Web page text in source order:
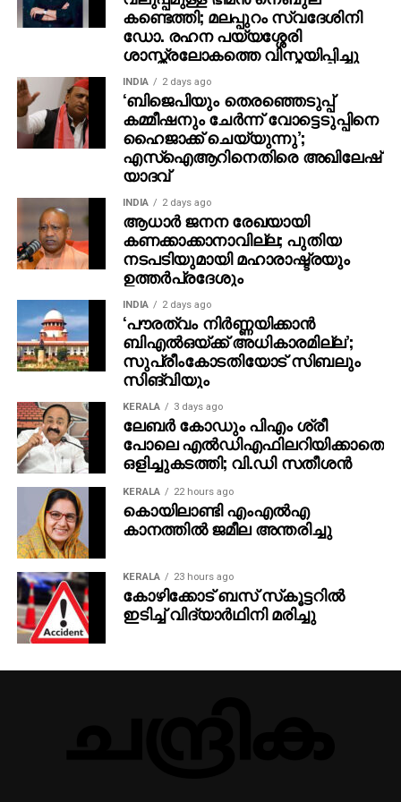
കണ്ടെത്തി; മലപ്പുറം സ്വദേശിനി
ഡോ. രഹന പയ്യശ്ശേരി
ശാസ്ത്രലോകത്തെ വിസ്മയിപ്പിച്ചു
INDIA 2 days ago
‘ബിജെപിയും തെരഞ്ഞെടുപ്പ്
കമ്മീഷനും ചേർന്ന് വോട്ടെടുപ്പിനെ
ഹൈജാക്ക് ചെയ്യുന്നു’;
എസ്ഐആറിനെതിരെ അഖിലേഷ്
യാദവ്
INDIA 2 days ago
ആധാർ ജനന രേഖയായി
കണക്കാക്കാനാവില്ല; പുതിയ
നടപടിയുമായി മഹാരാഷ്ട്രയും
ഉത്തർപ്രദേശും
INDIA 2 days ago
‘പൗരത്വം നിര്‍ണ്ണയിക്കാന്‍
ബിഎല്‍ഒയ്ക്ക് അധികാരമില്ല’;
സുപ്രീംകോടതിയോട് സിബലും
സിങ്‌വിയും
KERALA 3 days ago
ലേബര്‍ കോഡും പിഎം ശ്രീ
പോലെ എല്‍ഡിഎഫിലറിയിക്കാതെ
ഒളിച്ചുകടത്തി; വി.ഡി സതീശന്‍
KERALA 22 hours ago
കൊയിലാണ്ടി എംഎല്‍എ
കാനത്തില്‍ ജമീല അന്തരിച്ചു
KERALA 23 hours ago
കോഴിക്കോട് ബസ് സ്‌കൂട്ടറില്‍
ഇടിച്ച് വിദ്യാര്‍ഥിനി മരിച്ചു